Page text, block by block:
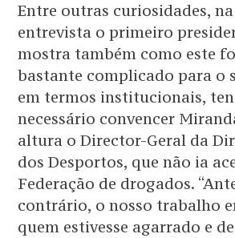
Entre outras curiosidades,
entrevista o primeiro
mostra também como este
bastante complicado para o
em termos institucionais,
necessário convencer
altura o Director-Geral da
dos Desportos, que não ia
Federação de drogados.
contrário, o nosso trabalho
quem estivesse agarrado e